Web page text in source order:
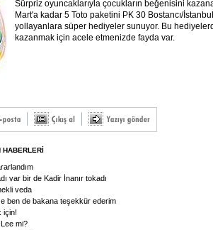
Sürpriz oyuncaklarıyla çocukların beğenisini
Mart'a kadar 5 Toto paketini PK 30 Bostancı/
yollayanlara süper hediyeler sunuyor. Bu
kazanmak için acele etmenizde fayda var.
HABERLERİ
var bir de Kadir İnanır tokadı
veda
ben de bakana teşekkür ederim
için!
mi?